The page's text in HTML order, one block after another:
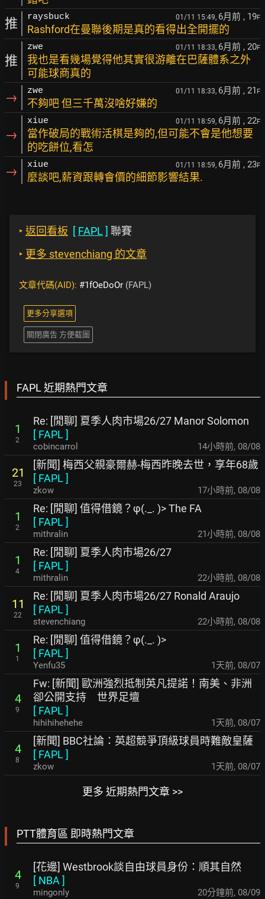
推 raysbuck 01/11 15:49, 6月前 , 19F
Rashford在曼聯後期是真的看得出全開擺的
推
zwe 01/11 18:33, 6月前 , 20F
我也是看幾場覺得他其實很游離在巴薩體系之外
可能球商真的
→ zwe 01/11 18:33, 6月前 , 21 F
不夠吧 但三千萬沒啥好嫌的
→
xiue 01/11 18:59, 6月前 , 22F
當作破局的戰術活棋是夠的,但可能不會是他想要
的吃餅位,看怎
→ xiue 01/11 18:59, 6月前 , 23F
麼談吧,薪資跟轉會價的細節影響結果.
‣ 返回看板 [ FAPL ] 聯賽
‣ 更多 stevenchiang 的文章
文章代碼(AID): #1fOeDoOr (FAPL)
更多分享選項
關閉廣告 方便截圖
FAPL 近期熱門文章
1
2
Re: [閒聊] 夏季人肉市場26/27 Manor Solomon
[ FAPL ]
cobincarrol 14小時前, 08/08
21
23
[新聞] 梅西父親豪爾赫-梅西昨晚去世，享年68歲
[ FAPL ]
zkow 17小時前, 08/08
1
2
Re: [閒聊] 值得借鏡？φ(._. )> The FA
[ FAPL ]
mithralin 21小時前, 08/08
1
4
Re: [閒聊] 夏季人肉市場26/27
[ FAPL ]
mithralin 22小時前, 08/08
11
22
Re: [閒聊] 夏季人肉市場26/27 Ronald Araujo
[ FAPL ]
stevenchiang 22小時前, 08/08
1
1
Re: [閒聊] 值得借鏡？φ(._. )>
[ FAPL ]
Yenfu35 1天前, 08/07
4
9
Fw: [新聞] 歐洲強烈抵制英凡提諾！南美、非洲
卻公開支持 世界足壇
[ FAPL ]
hihihihehehe 1天前, 08/07
4
8
[新聞] BBC社論：英超競爭頂級球員時難敵皇薩
[ FAPL ]
zkow 1天前, 08/07
更多 近期熱門文章 >>
PTT體育區 即時熱門文章
4
9
[花邊] Westbrook談自由球員身份：順其自然
[ NBA ]
mingonly 20分鐘前, 08/09